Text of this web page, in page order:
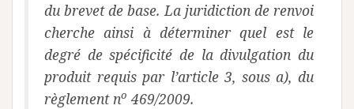
du brevet de base. La juridiction de renvoi
cherche ainsi à déterminer quel est le
degré de spécificité de la divulgation du
produit requis par l’article 3, sous a), du
règlement no 469/2009.